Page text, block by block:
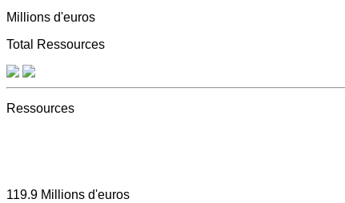
Millions d'euros
Total Ressources
Ressources
119.9 Millions d'euros